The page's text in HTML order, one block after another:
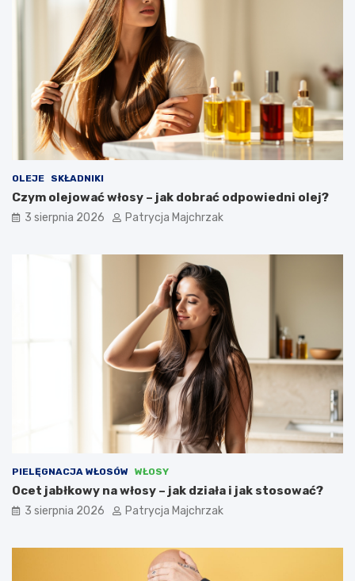
OLEJE SKŁADNIKI
Czym olejować włosy – jak dobrać odpowiedni olej?
3 sierpnia 2026 Patrycja Majchrzak
PIELĘGNACJA WŁOSÓW WŁOSY
Ocet jabłkowy na włosy – jak działa i jak stosować?
3 sierpnia 2026 Patrycja Majchrzak